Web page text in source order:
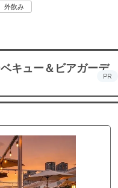
外飲み
キュー＆ビアガーデ
PR